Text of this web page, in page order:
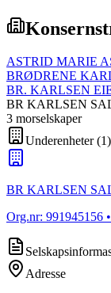
ASTRID MARIE
BRØDRENE
BR. KARLSEN
BR KARLSEN
3 morselskaper
Underenheter(1)
BR KARLSEN
Org.nr: 991945156
Adresse